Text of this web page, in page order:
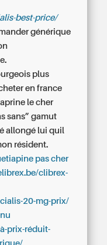
best-price/
générique
plus
en france
le cher
sans” gamut
allongé lui quil
résident.
pas cher
clibrex-
20-mg-prix/
prix-réduit-